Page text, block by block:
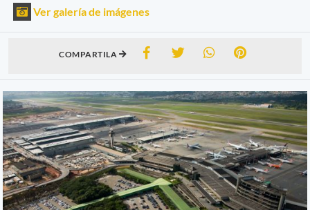
Ver galería de imágenes
COMPARTILA